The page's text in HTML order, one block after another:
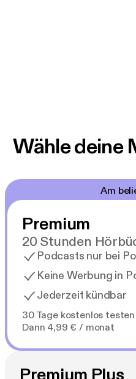
Wähle deine
Am
Premium
20 Stunden
Podcasts nur bei
Keine Werbung in
Jederzeit kündbar
30 Tage kostenlos testen
Dann 4,99 € / monat